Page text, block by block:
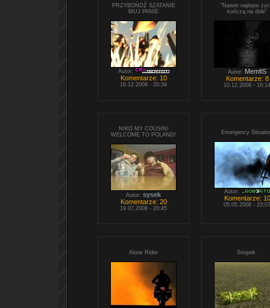
PRZYBOŃDŹ SZATANIE
MUJ PANIE
Autor:
Komentarze: 10
16.12.2008 - 20:34
"Nawet najlepsi
kończą na dole"
Autor: MemfiS
Komentarze: 8
10.12.2008 - 16:14
NIKO MY COUSIN!
WELCOME TO POLAND!
Autor: sysek
Komentarze: 20
19.07.2008 - 20:45
Emergency
Autor:
Komentarze: 10
05.05.2008 - 23:07
Alone Rider Snopek.